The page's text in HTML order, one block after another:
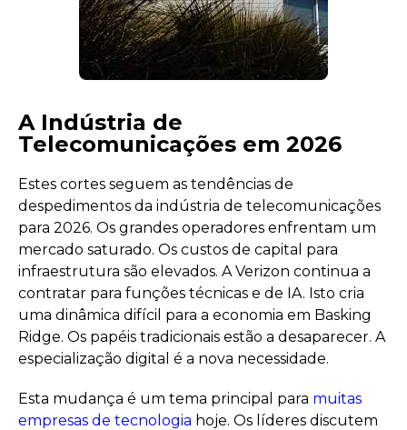
A Indústria de
Telecomunicações em 2026
Estes cortes seguem as tendências de
despedimentos da indústria de telecomunicações
para 2026. Os grandes operadores enfrentam um
mercado saturado. Os custos de capital para
infraestrutura são elevados. A Verizon continua a
contratar para funções técnicas e de IA. Isto cria
uma dinâmica difícil para a economia em Basking
Ridge. Os papéis tradicionais estão a desaparecer. A
especialização digital é a nova necessidade.
Esta mudança é um tema principal para muitas
empresas de tecnologia hoje. Os líderes discutem